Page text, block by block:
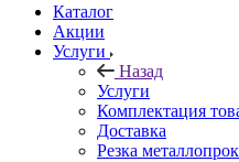
Каталог
Акции
Услуги
Назад
Услуги
Комплектация
Доставка
Резка